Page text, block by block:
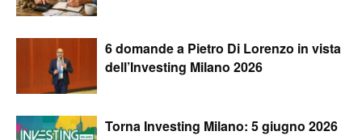
6 domande a Pietro Di Lorenzo in vista
dell’Investing Milano 2026
Torna Investing Milano: 5 giugno 2026